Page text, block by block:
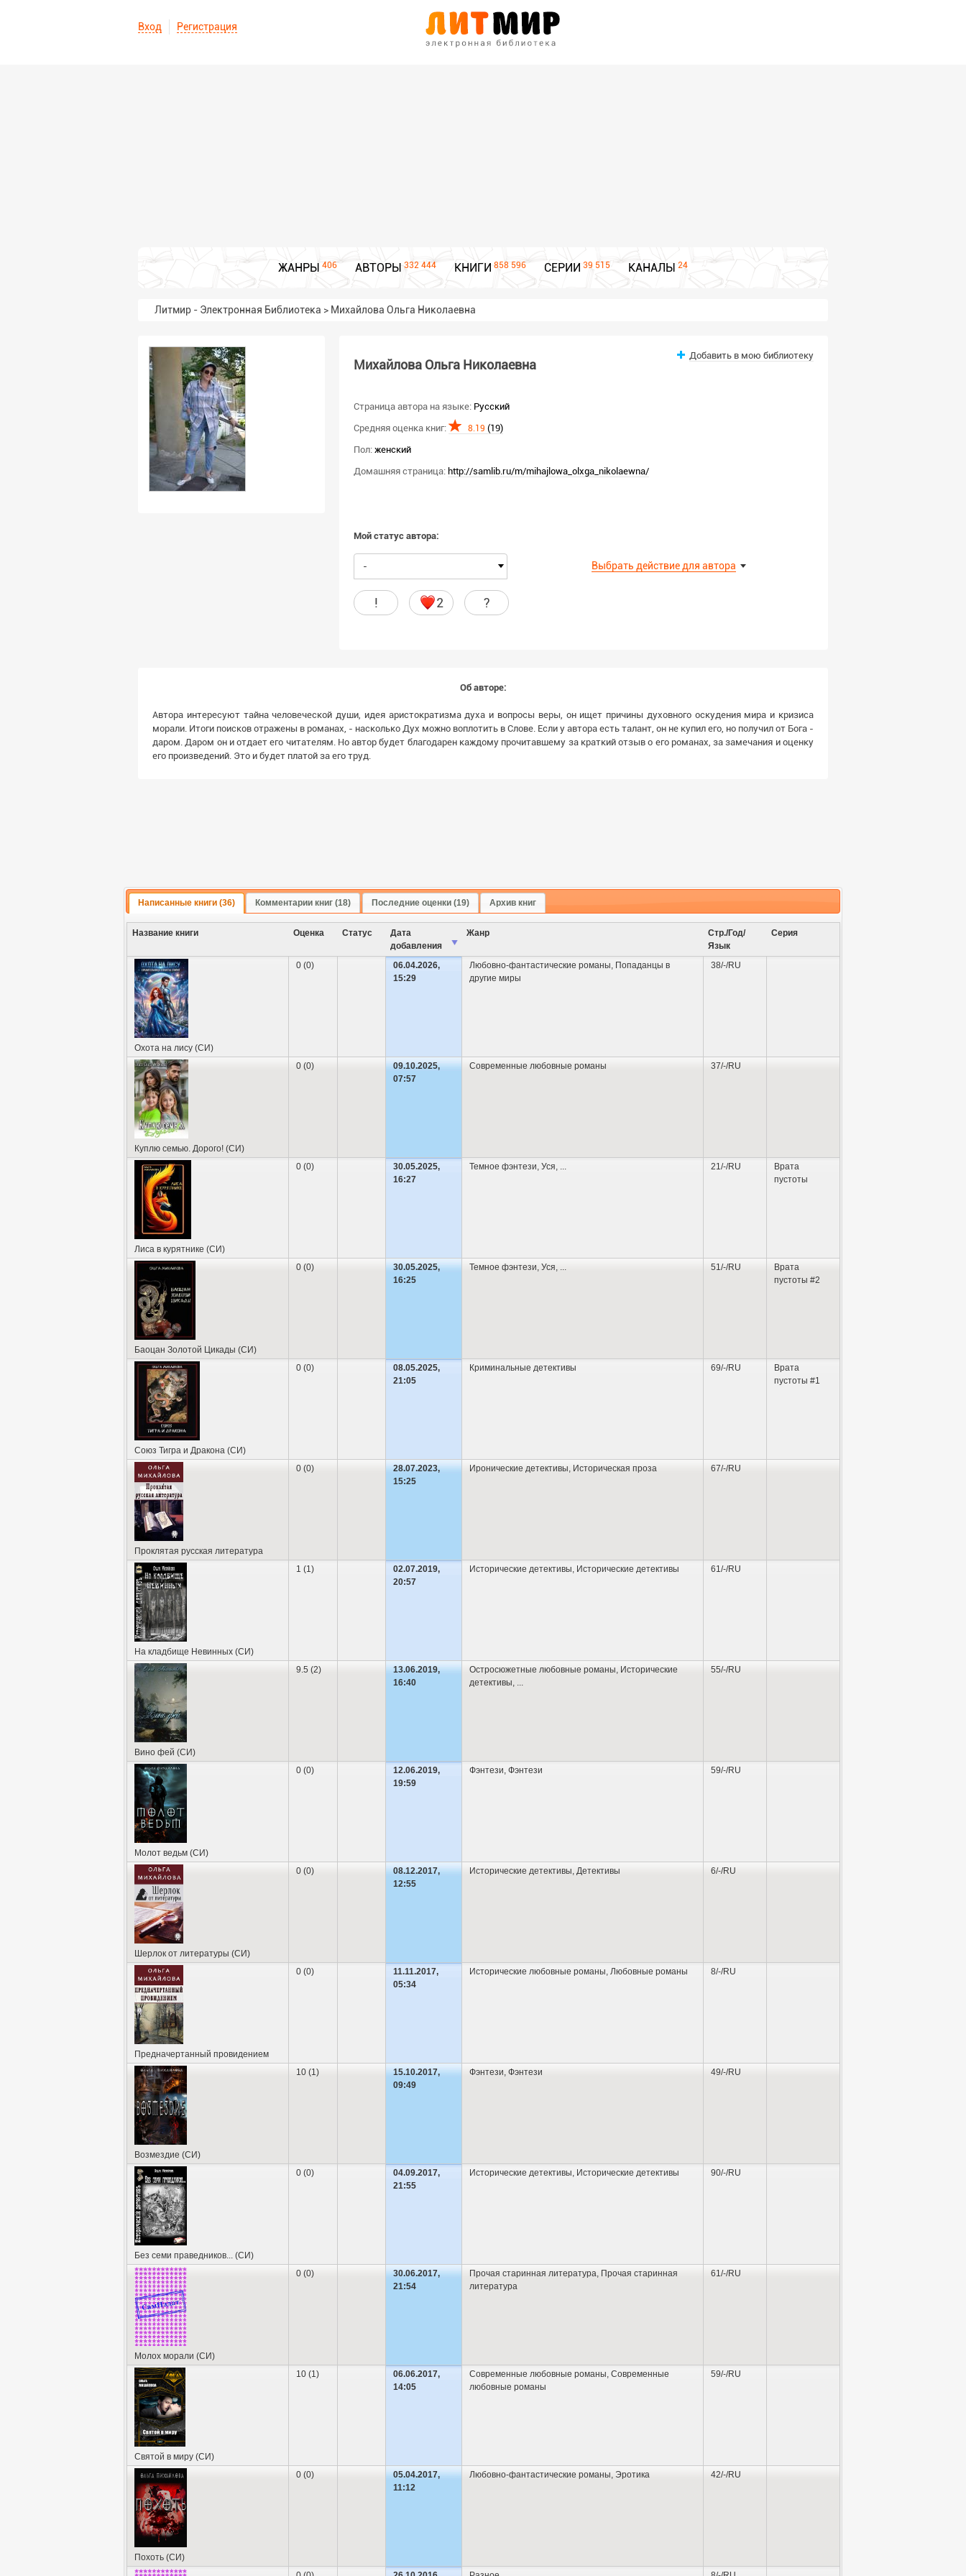
Вход Регистрация
ЖАНРЫ 406 АВТОРЫ 332 444 КНИГИ 858 596 СЕРИИ 39 515 КАНАЛЫ 24
Литмир - Электронная Библиотека > Михайлова Ольга Николаевна
Михайлова Ольга Николаевна
Добавить в мою библиотеку
Страница автора на языке: Русский
Средняя оценка книг:
8.19 (19)
Пол: женский
Домашняя страница: http://samlib.ru/m/mihajlowa_olxga_nikolaewna/
Мой статус автора:
- Выбрать действие для автора
! 2 ?
Об авторе:
Автора интересуют тайна человеческой души, идея аристократизма духа и вопросы веры, он ищет причины духовного оскудения мира и кризиса
морали. Итоги поисков отражены в романах, - насколько Дух можно воплотить в Слове. Если у автора есть талант, он не купил его, но получил от Бога -
даром. Даром он и отдает его читателям. Но автор будет благодарен каждому прочитавшему за краткий отзыв о его романах, за замечания и оценку
его произведений. Это и будет платой за его труд.
Написанные книги (36) Комментарии книг (18) Последние оценки (19) Архив книг
Название книги Оценка Cтатус
Дата
добавления
Жанр
Стр./Год/
Язык
Серия
Охота на лису (СИ)
0 (0)
06.04.2026,
15:29
Любовно-фантастические романы Попаданцы в
другие миры
38/-/RU
Куплю семью. Дорого! (СИ)
0 (0)
09.10.2025,
07:57
Современные любовные романы 37/-/RU
Лиса в курятнике (СИ)
0 (0)
30.05.2025,
16:27
Темное фэнтези Уся 21/-/RU
Врата
пустоты
Баоцан Золотой Цикады (СИ)
0 (0)
30.05.2025,
16:25
Темное фэнтези Уся 51/-/RU
Врата
пустоты #2
Союз Тигра и Дракона (СИ)
0 (0)
08.05.2025,
21:05
Криминальные детективы 69/-/RU
Врата
пустоты #1
Проклятая русская литература
0 (0)
28.07.2023,
15:25
Иронические детективы Историческая проза 67/-/RU
На кладбище Невинных (СИ)
1 (1)
02.07.2019,
20:57
Исторические детективы Исторические детективы 61/-/RU
Вино фей (СИ)
9.5 (2)
13.06.2019,
16:40
Остросюжетные любовные романы Исторические
детективы
55/-/RU
Молот ведьм (СИ)
0 (0)
12.06.2019,
19:59
Фэнтези Фэнтези 59/-/RU
Шерлок от литературы (СИ)
0 (0)
08.12.2017,
12:55
Исторические детективы Детективы 6/-/RU
Предначертанный провидением
0 (0)
11.11.2017,
05:34
Исторические любовные романы Любовные романы 8/-/RU
Возмездие (СИ)
10 (1)
15.10.2017,
09:49
Фэнтези Фэнтези 49/-/RU
Без семи праведников... (СИ)
0 (0)
04.09.2017,
21:55
Исторические детективы Исторические детективы 90/-/RU
Молох морали (СИ)
0 (0)
30.06.2017,
21:54
Прочая старинная литература Прочая старинная
литература
61/-/RU
Святой в миру (СИ)
10 (1)
06.06.2017,
14:05
Современные любовные романы Современные
любовные романы
59/-/RU
Похоть (СИ)
0 (0)
05.04.2017,
11:12
Любовно-фантастические романы Эротика 42/-/RU